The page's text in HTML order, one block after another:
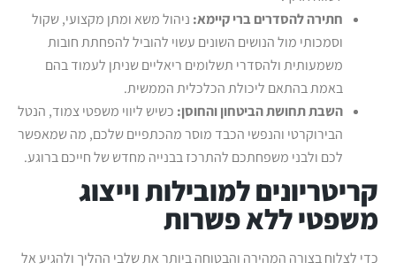
חתירה להסדרים ברי קיימא:ניהול משא ומתן מקצועי, שקול
וסמכותי מול הנושים השונים עשוי להוביל להפחתת חובות
משמעותית ולהסדרי תשלומים ריאליים שניתן לעמוד בהם
באמת בהתאם ליכולת הכלכלית הממשית.
השבת תחושת הביטחון והחוסן:כשיש ליווי משפטי צמוד, הנטל
הבירוקרטי והנפשי הכבד מוסר מהכתפיים שלכם, מה שמאפשר
לכם ולבני משפחתכם להתרכז בבנייה מחדש של חייכם ברוגע.
קריטריונים למובילות וייצוג
משפטי ללא פשרות
כדי לצלוח בצורה המהירה והבטוחה ביותר את שלבי ההליך ולהגיע אל